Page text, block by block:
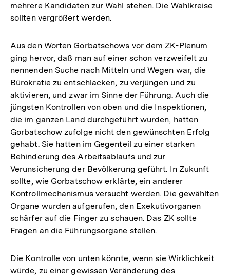
mehrere Kandidaten zur Wahl stehen. Die Wahlkreise
sollten vergrößert werden.
Aus den Worten Gorbatschows vor dem ZK-Plenum
ging hervor, daß man auf einer schon verzweifelt zu
nennenden Suche nach Mitteln und Wegen war, die
Bürokratie zu entschlacken, zu verjüngen und zu
aktivieren, und zwar im Sinne der Führung. Auch die
jüngsten Kontrollen von oben und die Inspektionen,
die im ganzen Land durchgeführt wurden, hatten
Gorbatschow zufolge nicht den gewünschten Erfolg
gehabt. Sie hatten im Gegenteil zu einer starken
Behinderung des Arbeitsablaufs und zur
Verunsicherung der Bevölkerung geführt. In Zukunft
sollte, wie Gorbatschow erklärte, ein anderer
Kontrollmechanismus versucht werden. Die gewählten
Organe wurden aufgerufen, den Exekutivorganen
schärfer auf die Finger zu schauen. Das ZK sollte
Fragen an die Führungsorgane stellen.
Die Kontrolle von unten könnte, wenn sie Wirklichkeit
würde, zu einer gewissen Veränderung des